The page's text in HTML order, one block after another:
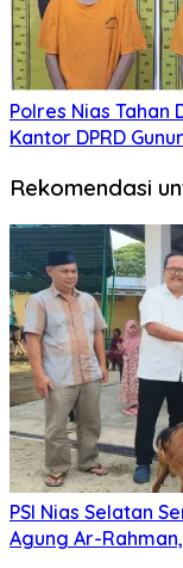
Polres Nias Tahan
Kantor DPRD
Rekomendasi
PSI Nias Selatan
Agung Ar-